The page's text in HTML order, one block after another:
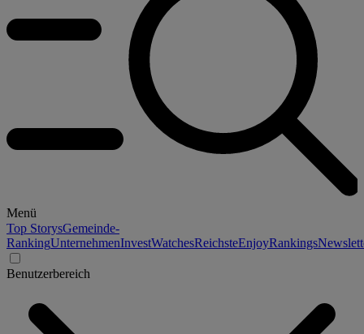
Menü
Top StorysGemeinde-
RankingUnternehmenInvestWatchesReichsteEnjoyRankings
Benutzerbereich